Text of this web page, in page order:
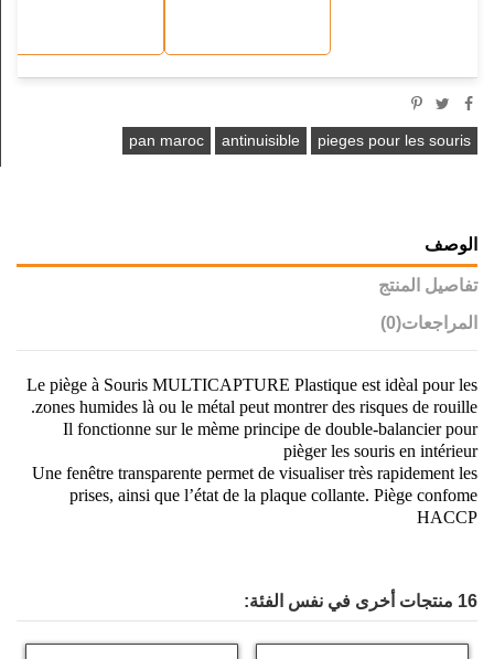
pieges pour les souris
antinuisible
pan maroc
الوصف
تفاصيل المنتج
المراجعات(0)
Le piège à Souris MULTICAPTURE Plastique est idèal pour les
zones humides là ou le métal peut montrer des risques de rouille.
Il fonctionne sur le mème principe de double-balancier pour
pièger les souris en intérieur
Une fenêtre transparente permet de visualiser très rapidement les
prises, ainsi que l’état de la plaque collante. Piège confome
HACCP
16 منتجات أخرى في نفس الفئة: